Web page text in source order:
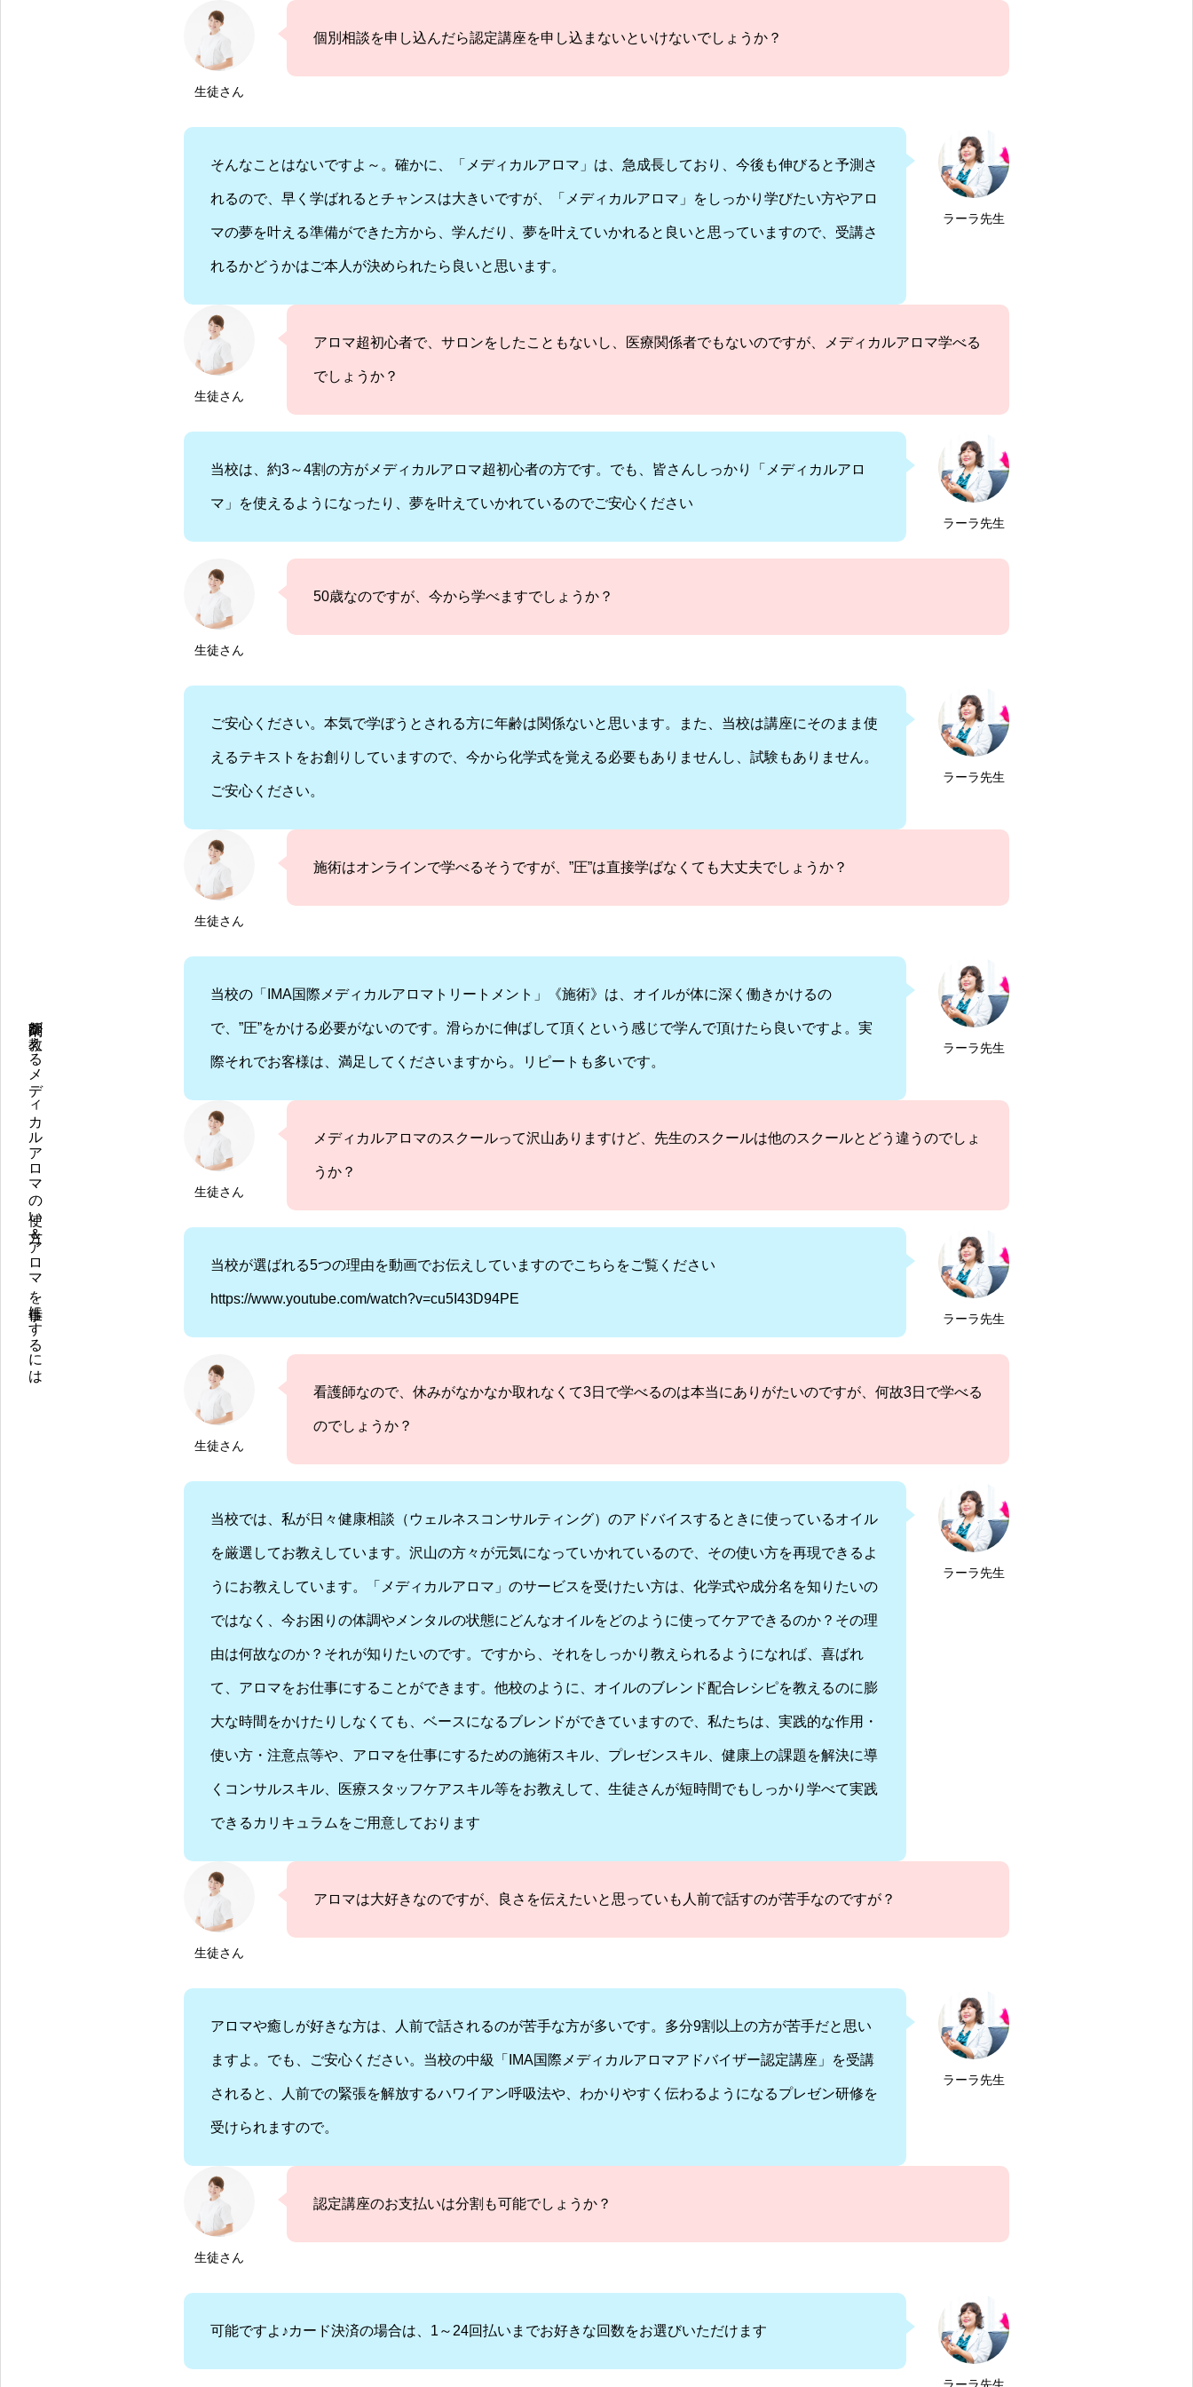
薬剤師が教えるメディカルアロマの使い方＆アロマを仕事にするには
生徒さん
個別相談を申し込んだら認定講座を申し込まないといけないでしょうか？
ラーラ先生
そんなことはないですよ～。確かに、「メディカルアロマ」は、急成長しており、今後も伸びると予測さ
れるので、早く学ばれるとチャンスは大きいですが、「メディカルアロマ」をしっかり学びたい方やアロ
マの夢を叶える準備ができた方から、学んだり、夢を叶えていかれると良いと思っていますので、受講さ
れるかどうかはご本人が決められたら良いと思います。
生徒さん
アロマ超初心者で、サロンをしたこともないし、医療関係者でもないのですが、メディカルアロマ学べる
でしょうか？
ラーラ先生
当校は、約3～4割の方がメディカルアロマ超初心者の方です。でも、皆さんしっかり「メディカルアロ
マ」を使えるようになったり、夢を叶えていかれているのでご安心ください
生徒さん
50歳なのですが、今から学べますでしょうか？
ラーラ先生
ご安心ください。本気で学ぼうとされる方に年齢は関係ないと思います。また、当校は講座にそのまま使
えるテキストをお創りしていますので、今から化学式を覚える必要もありませんし、試験もありません。
ご安心ください。
生徒さん
施術はオンラインで学べるそうですが、”圧”は直接学ばなくても大丈夫でしょうか？
ラーラ先生
当校の「IMA国際メディカルアロマトリートメント」《施術》は、オイルが体に深く働きかけるの
で、”圧”をかける必要がないのです。滑らかに伸ばして頂くという感じで学んで頂けたら良いですよ。実
際それでお客様は、満足してくださいますから。リピートも多いです。
生徒さん
メディカルアロマのスクールって沢山ありますけど、先生のスクールは他のスクールとどう違うのでしょ
うか？
ラーラ先生
当校が選ばれる5つの理由を動画でお伝えしていますのでこちらをご覧ください
https://www.youtube.com/watch?v=cu5I43D94PE
生徒さん
看護師なので、休みがなかなか取れなくて3日で学べるのは本当にありがたいのですが、何故3日で学べる
のでしょうか？
ラーラ先生
当校では、私が日々健康相談（ウェルネスコンサルティング）のアドバイスするときに使っているオイル
を厳選してお教えしています。沢山の方々が元気になっていかれているので、その使い方を再現できるよ
うにお教えしています。「メディカルアロマ」のサービスを受けたい方は、化学式や成分名を知りたいの
ではなく、今お困りの体調やメンタルの状態にどんなオイルをどのように使ってケアできるのか？その理
由は何故なのか？それが知りたいのです。ですから、それをしっかり教えられるようになれば、喜ばれ
て、アロマをお仕事にすることができます。他校のように、オイルのブレンド配合レシピを教えるのに膨
大な時間をかけたりしなくても、ベースになるブレンドができていますので、私たちは、実践的な作用・
使い方・注意点等や、アロマを仕事にするための施術スキル、プレゼンスキル、健康上の課題を解決に導
くコンサルスキル、医療スタッフケアスキル等をお教えして、生徒さんが短時間でもしっかり学べて実践
できるカリキュラムをご用意しております
生徒さん
アロマは大好きなのですが、良さを伝えたいと思っていも人前で話すのが苦手なのですが？
ラーラ先生
アロマや癒しが好きな方は、人前で話されるのが苦手な方が多いです。多分9割以上の方が苦手だと思い
ますよ。でも、ご安心ください。当校の中級「IMA国際メディカルアロマアドバイザー認定講座」を受講
されると、人前での緊張を解放するハワイアン呼吸法や、わかりやすく伝わるようになるプレゼン研修を
受けられますので。
生徒さん
認定講座のお支払いは分割も可能でしょうか？
ラーラ先生
可能ですよ♪カード決済の場合は、1～24回払いまでお好きな回数をお選びいただけます